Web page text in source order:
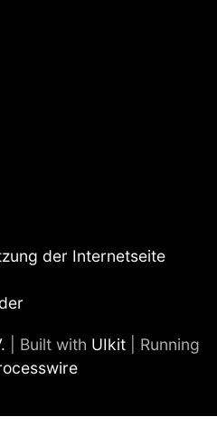
der Internetseite
| Built with UIkit| Running